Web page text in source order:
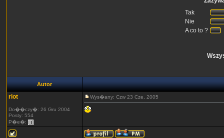
Tak
Nie
A co to ?
Autor
riot
Do��czy�: 26 Gru 2004
Posty: 554
P�e�:
Wys�any: Czw 23 Cze, 2005